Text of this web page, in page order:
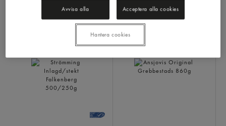
Avvisa alla Acceptera alla cookies
Hantera cookies